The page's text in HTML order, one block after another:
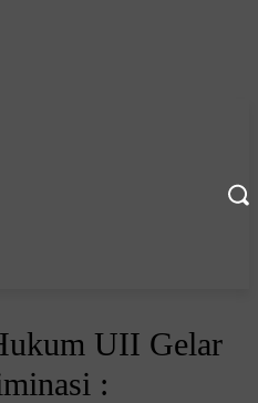
UII Gelar
: